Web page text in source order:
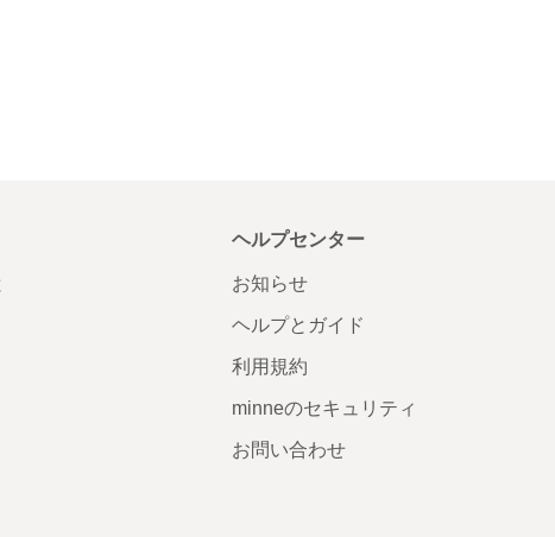
ヘルプセンター
お知らせ
ヘルプとガイド
利用規約
minneのセキュリティ
お問い合わせ